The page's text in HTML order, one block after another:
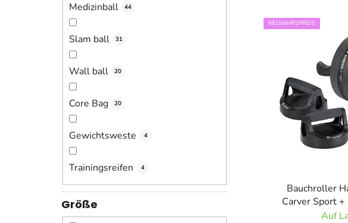
Medizinball 44
Slam ball 31
Wall ball 20
Core Bag 20
Gewichtsweste 4
Trainingsreifen 4
Größe
L
i
NEUJAHRSPREIS
Bauchroller
Carver Sport +
Auf